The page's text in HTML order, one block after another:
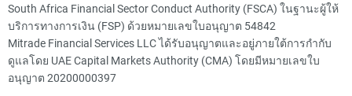
South Africa Financial Sector Conduct Authority (FSCA) ในฐานะผู้ให้
บริการทางการเงิน (FSP) ด้วยหมายเลขใบอนุญาต 54842
Mitrade Financial Services LLC ได้รับอนุญาตและอยู่ภายใต้การกำกับ
ดูแลโดย UAE Capital Markets Authority (CMA) โดยมีหมายเลขใบ
อนุญาต 20200000397